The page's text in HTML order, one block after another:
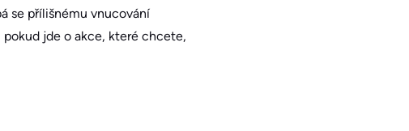
se přílišnému vnucování
jde o akce, které chcete,